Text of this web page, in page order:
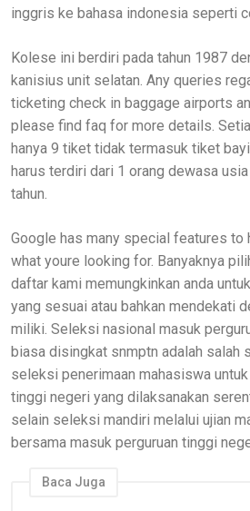
inggris ke bahasa indonesia seperti
Kolese ini berdiri pada tahun 1987
kanisius unit selatan. Any queries
ticketing check in baggage airports
please find faq for more details.
hanya 9 tiket tidak termasuk tiket
harus terdiri dari 1 orang dewasa
tahun.
Google has many special features to
what youre looking for. Banyaknya
daftar kami memungkinkan anda
yang sesuai atau bahkan mendekati
miliki. Seleksi nasional masuk
biasa disingkat snmptn adalah salah
seleksi penerimaan mahasiswa
tinggi negeri yang dilaksanakan
selain seleksi mandiri melalui ujian
bersama masuk perguruan tinggi
Baca Juga